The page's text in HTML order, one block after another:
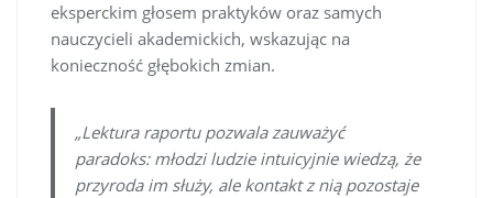
eksperckim głosem praktyków oraz samych
nauczycieli akademickich, wskazując na
konieczność głębokich zmian.
„Lektura raportu pozwala zauważyć
paradoks: młodzi ludzie intuicyjnie wiedzą, że
przyroda im służy, ale kontakt z nią pozostaje